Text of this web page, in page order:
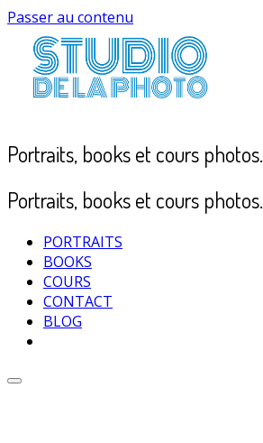
Passer au contenu
Portraits, books et cours photos.
Portraits, books et cours photos.
PORTRAITS
BOOKS
COURS
CONTACT
BLOG